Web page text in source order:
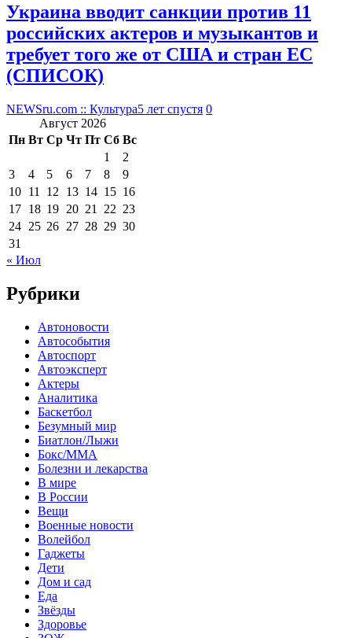
Украина вводит санкции против 11
российских актеров и музыкантов и
требует того же от США и стран ЕС
(СПИСОК)
NEWSru.com :: Культура5 лет спустя 0
Август 2026
Пн Вт Ср Чт Пт Сб Вс
1
2
3
4 5 6 7 8
9
10 11 12 13 14 15 16
17 18 19 20 21 22 23
24 25 26 27 28 29 30
31
« Июл
Рубрики
Автоновости
Автособытия
Автоспорт
Автоэксперт
Актеры
Аналитика
Баскетбол
Безумный мир
Биатлон/Лыжи
Бокс/MMA
Болезни и лекарства
В мире
В России
Вещи
Военные новости
Волейбол
Гаджеты
Дети
Дом и сад
Еда
Звёзды
Здоровье